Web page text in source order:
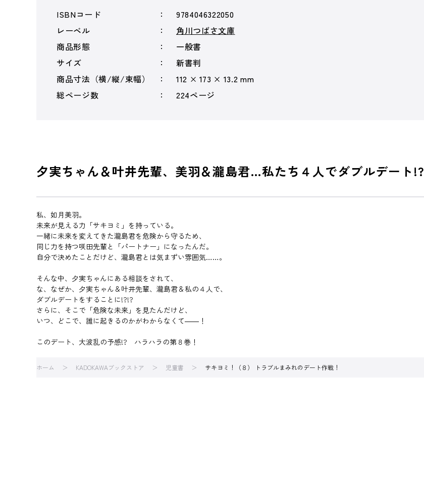
ISBNコード
9784046322050
レーベル
角川つばさ文庫
商品形態
一般書
サイズ
新書判
商品寸法（横/縦/束幅）
112 × 173 × 13.2 mm
総ページ数
224ページ
夕実ちゃん＆叶井先輩、美羽＆瀧島君…私たち４人でダブルデート!?
私、如月美羽。
未来が見える力「サキヨミ」を持っている。
一緒に未来を変えてきた瀧島君を危険から守るため、
同じ力を持つ咲田先輩と「パートナー」になったんだ。
自分で決めたことだけど、瀧島君とは気まずい雰囲気……。
そんな中、夕実ちゃんにある相談をされて、
な、なぜか、夕実ちゃん＆叶井先輩、瀧島君＆私の４人で、
ダブルデートをすることに!?!?
さらに、そこで「危険な未来」を見たんだけど、
いつ、どこで、誰に起きるのかがわからなくて――！
このデート、大波乱の予感!? ハラハラの第８巻！
ホーム KADOKAWAブックストア 児童書 サキヨミ！（８） トラブルまみれのデート作戦！